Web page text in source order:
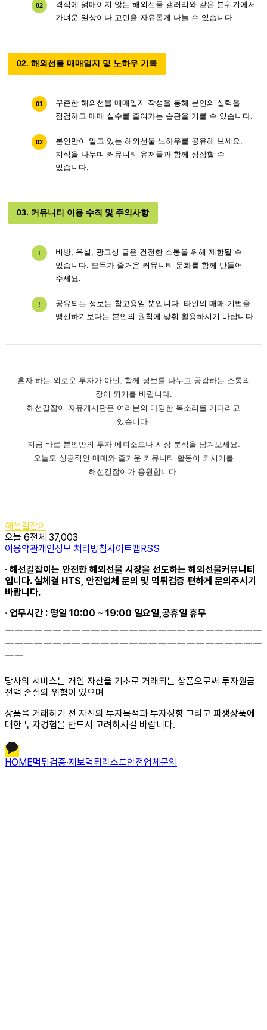
02
격식에 얽매이지 않는 해외선물 갤러리와 같은 분위기에서
가벼운 일상이나 고민을 자유롭게 나눌 수 있습니다.
02. 해외선물 매매일지 및 노하우 기록
01
꾸준한 해외선물 매매일지 작성을 통해 본인의 실력을
점검하고 매매 실수를 줄여가는 습관을 기를 수 있습니다.
02
본인만이 알고 있는 해외선물 노하우를 공유해 보세요.
지식을 나누며 커뮤니티 유저들과 함께 성장할 수
있습니다.
03. 커뮤니티 이용 수칙 및 주의사항
!
비방, 욕설, 광고성 글은 건전한 소통을 위해 제한될 수
있습니다. 모두가 즐거운 커뮤니티 문화를 함께 만들어
주세요.
!
공유되는 정보는 참고용일 뿐입니다. 타인의 매매 기법을
맹신하기보다는 본인의 원칙에 맞춰 활용하시기 바랍니다.
혼자 하는 외로운 투자가 아닌, 함께 정보를 나누고 공감하는 소통의
장이 되기를 바랍니다.
해선길잡이 자유게시판은 여러분의 다양한 목소리를 기다리고
있습니다.
지금 바로 본인만의 투자 에피소드나 시장 분석을 남겨보세요.
오늘도 성공적인 매매와 즐거운 커뮤니티 활동이 되시기를
해선길잡이가 응원합니다.
해선길잡이
오늘 6전체 37,003
이용약관개인정보 처리방침사이트맵 RSS
· 해선길잡이는 안전한 해외선물 시장을 선도하는 해외선물커뮤니티
입니다. 실체결 HTS, 안전업체 문의 및 먹튀검증 편하게 문의주시기
바랍니다.
· 업무시간 : 평일 10:00 ~ 19:00 일요일,공휴일 휴무
￣￣￣￣￣￣￣￣￣￣￣￣￣￣￣￣￣￣￣￣￣￣￣￣￣￣￣
￣￣￣￣￣￣￣￣￣￣￣￣￣￣￣￣￣￣￣￣￣￣￣￣￣￣￣
￣￣
당사의 서비스는 개인 자산을 기초로 거래되는 상품으로써 투자원금
전액 손실의 위험이 있으며
상품을 거래하기 전 자신의 투자목적과 투자성향 그리고 파생상품에
대한 투자경험을 반드시 고려하시길 바랍니다.
HOME먹튀검증·제보먹튀리스트안전업체문의